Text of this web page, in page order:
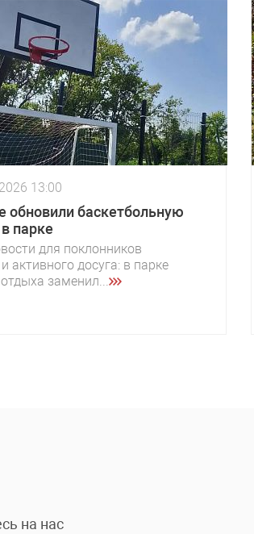
13:00
обновили баскетбольную
парке
для поклонников
активного досуга: в парке
заменил...
на нас